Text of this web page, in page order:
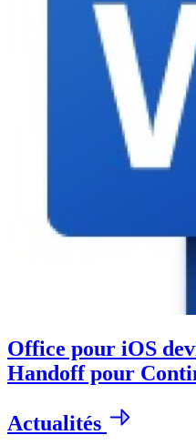
Office pour iOS
Handoff pour
Actualités